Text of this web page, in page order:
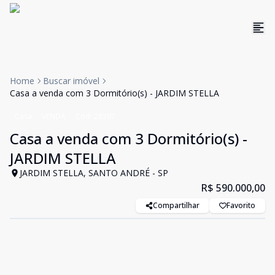
Home
Buscar imóvel
Casa a venda com 3 Dormitório(s) - JARDIM STELLA
Casa a venda com 3 Dormitório(s) -
JARDIM STELLA
JARDIM STELLA, SANTO ANDRÉ - SP
R$ 590.000,00
Compartilhar Favorito